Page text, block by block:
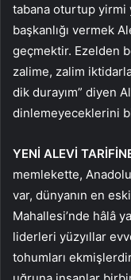
tabana oturtup yirmi
başkanlığı vermek
geçmektir. Ezelden
zalime, zalim
dik durayım” diyen
dinlemeyeceklerini
YENİ ALEVİ
memlekette,
var, dünyanın en
Mahallesi’nde hâlâ
liderleri yüzyıllar
tohumları